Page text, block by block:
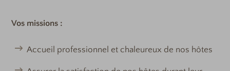
Vos missions :
Accueil professionnel et chaleureux de nos hôtes